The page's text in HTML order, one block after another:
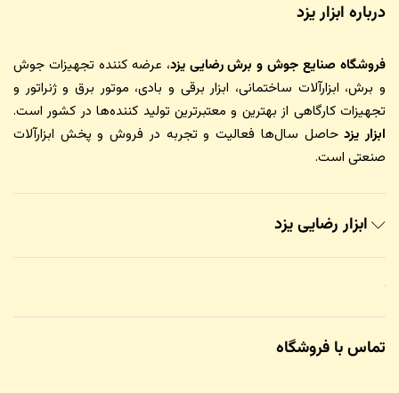
درباره ابزار یزد
فروشگاه صنایع جوش و برش رضایی یزد، عرضه کننده تجهیزات جوش
و برش، ابزارآلات ساختمانی، ابزار برقی و بادی، موتور برق و ژنراتور و
تجهیزات کارگاهی از بهترین و معتبرترین تولید کننده‌ها در کشور است.
ابزار یزدحاصل سال‌ها فعالیت و تجربه در فروش و پخش ابزارآلات
صنعتی است.
ابزار رضایی یزد
تماس با فروشگاه